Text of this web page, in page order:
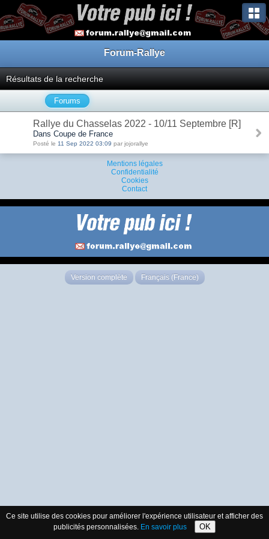
Forum-Rallye
Résultats de la recherche
Forums
Rallye du Chasselas 2022 - 10/11 Septembre [R]
Dans Coupe de France
Posté le 11 Sep 2022 03:09 par jojorallye
Mentions légales
Confidentialité
Cookies
Contact
Version complète Français (France)
Ce site utilise des cookies pour améliorer l'expérience utilisateur et afficher des
publicités personnalisées. En savoir plus OK